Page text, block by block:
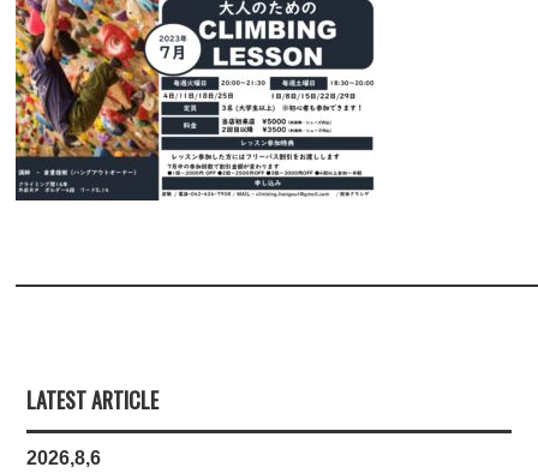
LATEST ARTICLE
2026,8,6